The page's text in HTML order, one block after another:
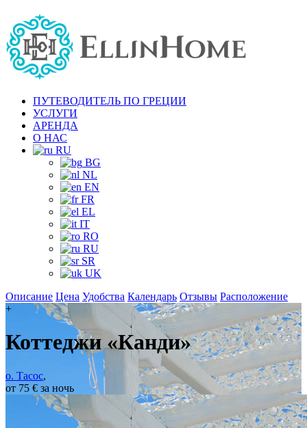
ПУТЕВОДИТЕЛЬ ПО ГРЕЦИИ
УСЛУГИ
АРЕНДА
О НАС
RU
BG
NL
EN
FR
EL
IT
RO
RU
SR
UK
Описание Цена Удобства Календарь Отзывы Расположение
+
Коттеджи «Канди»
о. Тасос,
от 75 € за ночь